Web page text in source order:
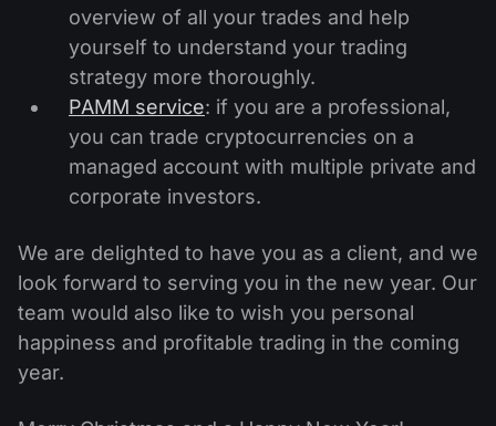
overview of all your trades and help
yourself to understand your trading
strategy more thoroughly.
PAMM service: if you are a professional,
you can trade cryptocurrencies on a
managed account with multiple private and
corporate investors.
We are delighted to have you as a client, and we
look forward to serving you in the new year. Our
team would also like to wish you personal
happiness and profitable trading in the coming
year.